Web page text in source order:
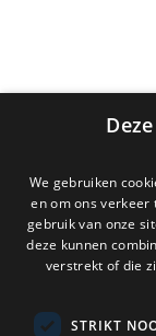
We gebruiken
en om ons verkeer
gebruik van onze
deze kunnen
verstrekt of die
STRIKT